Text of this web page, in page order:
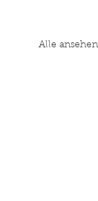
Alle ansehen